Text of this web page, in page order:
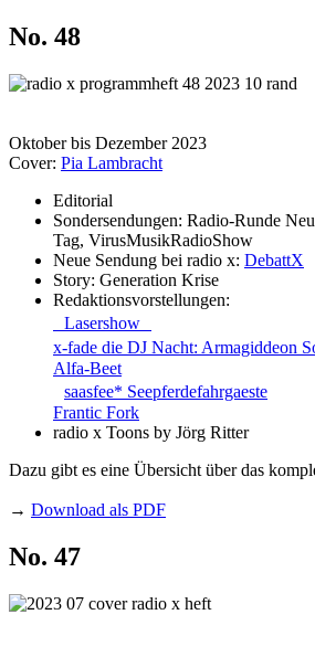
No. 48
Oktober bis Dezember 2023
Cover: Pia Lambracht
Editorial
Sondersendungen: Radio-Runde
Tag, VirusMusikRadioShow
Neue Sendung bei radio x: DebattX
Story: Generation Krise
Redaktionsvorstellungen:
Lasershow
x-fade die DJ Nacht: Armagiddeon
Alfa-Beet
saasfee* Seepferdefahrgaeste
Frantic Fork
radio x Toons by Jörg Ritter
Dazu gibt es eine Übersicht über das
→ Download als PDF
No. 47